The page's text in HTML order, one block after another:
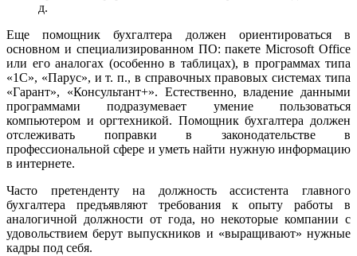
д.
Еще помощник бухгалтера должен ориентироваться в
основном и специализированном ПО: пакете Microsoft Office
или его аналогах (особенно в таблицах), в программах типа
«1С», «Парус», и т. п., в справочных правовых системах типа
«Гарант», «Консультант+». Естественно, владение данными
программами подразумевает умение пользоваться
компьютером и оргтехникой. Помощник бухгалтера должен
отслеживать поправки в законодательстве в
профессиональной сфере и уметь найти нужную информацию
в интернете.
Часто претенденту на должность ассистента главного
бухгалтера предъявляют требования к опыту работы в
аналогичной должности от года, но некоторые компании с
удовольствием берут выпускников и «выращивают» нужные
кадры под себя.